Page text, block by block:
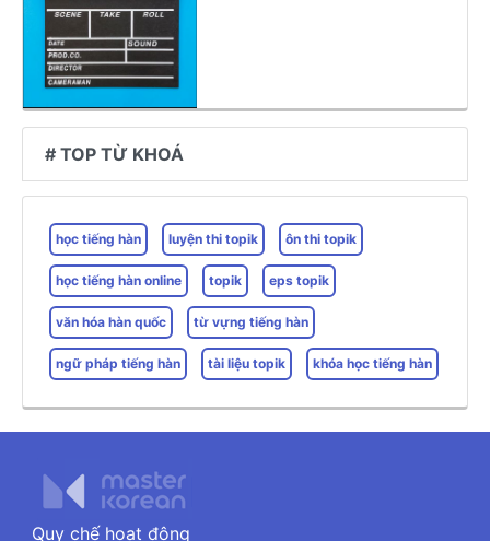
# TOP TỪ KHOÁ
học tiếng hàn luyện thi topik ôn thi topik
học tiếng hàn online topik eps topik
văn hóa hàn quốc từ vựng tiếng hàn
ngữ pháp tiếng hàn tài liệu topik khóa học tiếng hàn
Quy chế hoạt động